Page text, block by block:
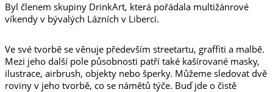
Byl členem skupiny DrinkArt, která pořádala multižánrové
víkendy v bývalých Lázních v Liberci.
Ve své tvorbě se věnuje především streetartu, graffiti a malbě.
Mezi jeho další pole působnosti patří také kašírované masky,
ilustrace, airbrush, objekty nebo šperky. Můžeme sledovat dvě
roviny v jeho tvorbě, co se námětů týče. Buď jde o čistě